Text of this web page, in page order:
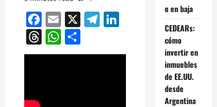
Facebook
Email
X Telegram
LinkedIn
Threads
WhatsApp
o en baja
CEDEARs:
cómo
invertir en
inmuebles
de EE.UU.
desde
Argentina